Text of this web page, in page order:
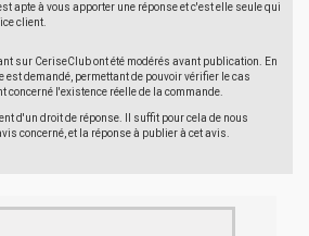
apte à vous apporter une réponse et c'est elle seule qui
client.
sur CeriseClub ont été modérés avant publication. En
est demandé, permettant de pouvoir vérifier le cas
concerné l'existence réelle de la commande.
d'un droit de réponse. Il suffit pour cela de nous
concerné, et la réponse à publier à cet avis.